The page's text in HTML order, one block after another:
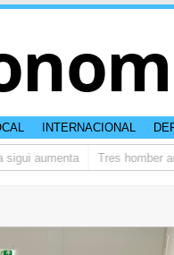
INTERNACIONAL
aumenta Tres homber